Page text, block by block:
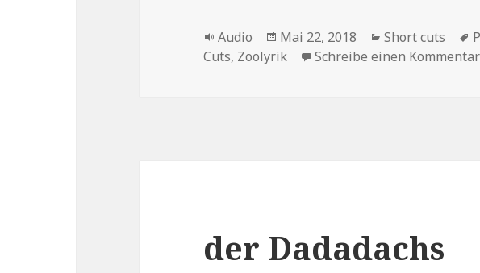
Format
Audio
Veröffentlicht
am
Mai 22, 2018 Kategorien
Short cuts
Cuts, Zoolyrik Schreibe einen Kommentar
der Dadadachs